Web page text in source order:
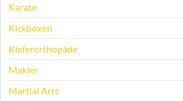
Karate
Kickboxen
Kieferorthopäde
Makler
Martial Arts